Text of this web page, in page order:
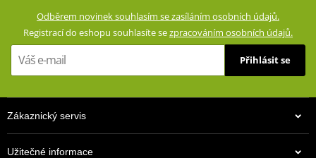
Odběrem novinek souhlasím se zasíláním osobních údajů.
Registrací do eshopu souhlasíte sezpracováním osobních údajů.
Přihlásit se
Zákaznický servis
Užitečné informace